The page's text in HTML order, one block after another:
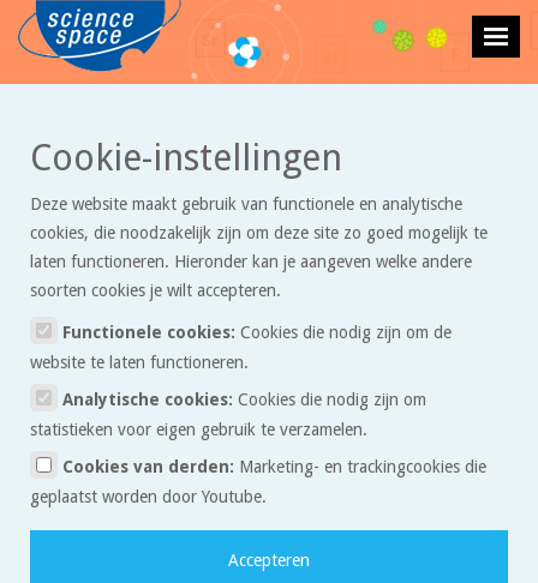
Het allerkleinste > Artikelen >Naar de maan in 1,3 seconde!
Naar de maan in 1,3 seconde!
In Zwitserland, bij het meer van Genève, wordt het grootste
experiment ooit uitgevoerd. Proefjes in de klas passen meestal
makkelijk op tafel, maar in Zwitserland werken ze met een
cirkelvormige tunnel die bijna 27 kilometer lang is, het gebied dat
binnen de tunnel ligt is ongeveer zo groot als Den Haag! Deze
tunnel heet de Large Hadron Collider (LHC) en ligt 100 meter
onder de grond. In deze tunnel proberen wetenschappers heel
kleine deeltjes ontzettend snel rond te laten bewegen, tot wel
299.793 kilometer per seconde. Dat is zo snel dat ze binnen een
Cookie-instellingen
Deze website maakt gebruik van functionele en analytische
cookies, die noodzakelijk zijn om deze site zo goed mogelijk te
laten functioneren. Hieronder kan je aangeven welke andere
soorten cookies je wilt accepteren.
Functionele cookies: Cookies die nodig zijn om de
website te laten functioneren.
Analytische cookies: Cookies die nodig zijn om
statistieken voor eigen gebruik te verzamelen.
Cookies van derden: Marketing- en trackingcookies die
geplaatst worden door Youtube.